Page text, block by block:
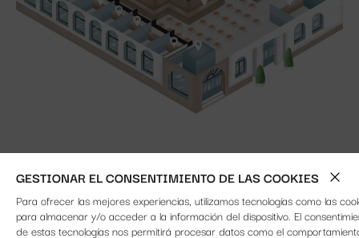
GESTIONAR EL CONSENTIMIENTO DE LAS COOKIES
Para ofrecer las mejores experiencias, utilizamos tecnologías como las
para almacenar y/o acceder a la información del dispositivo. El
de estas tecnologías nos permitirá procesar datos como el
14 PUESTOS